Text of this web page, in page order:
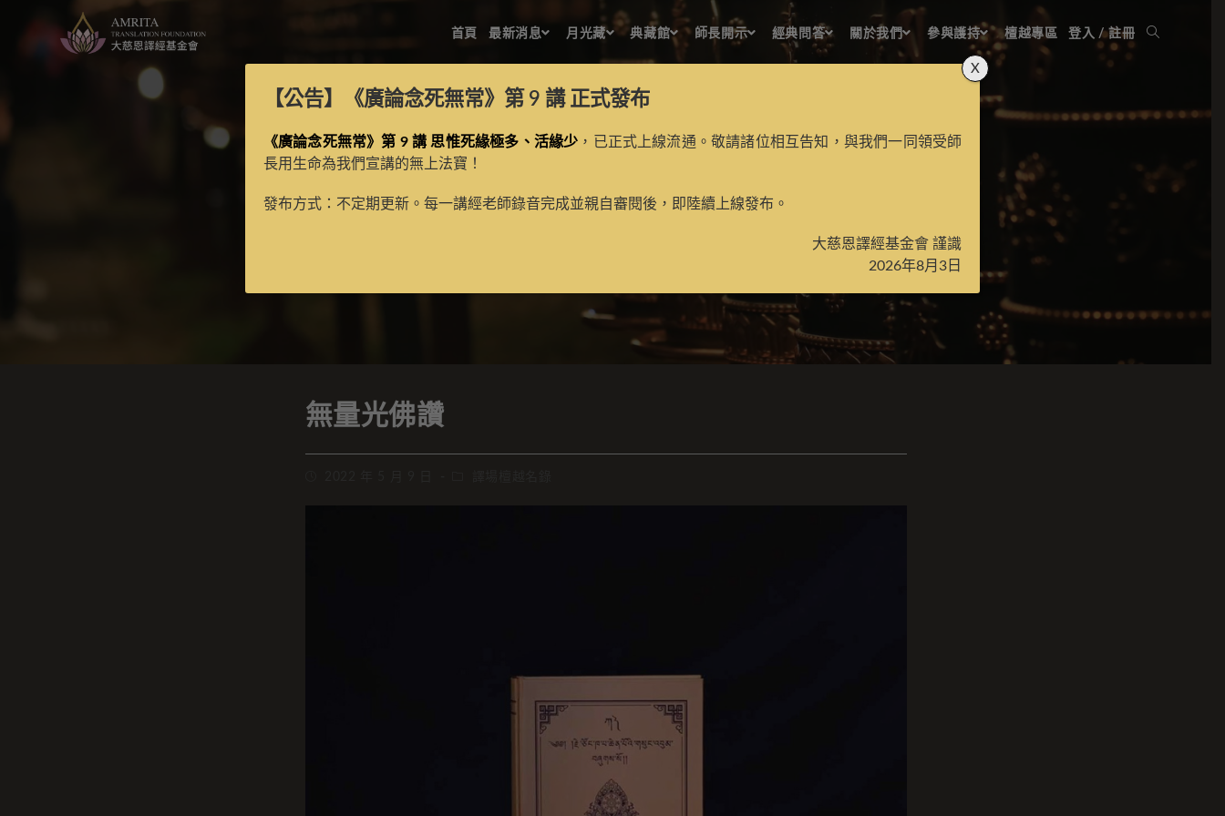
首頁 最新消息 月光藏 典藏館 師長開示 經典問答 關於我們 參與護持 檀越專區 登入 / 註冊
無量光佛讚
無量光佛讚
【公告】 《廣論念死無常》第 9 講正式發布
《廣論念死無常》第 9 講 思惟死緣極多、活緣少 ，已正式上線流通。敬請諸位相互告知，與我們一同領受師
長用生命為我們宣講的無上法寶！
發布方式：不定期更新。每一講經老師錄音完成並親自審閱後，即陸續上線發布。
大慈恩譯經基金會 謹識
2026年8月3日
X